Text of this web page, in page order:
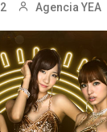
Agencia YEA